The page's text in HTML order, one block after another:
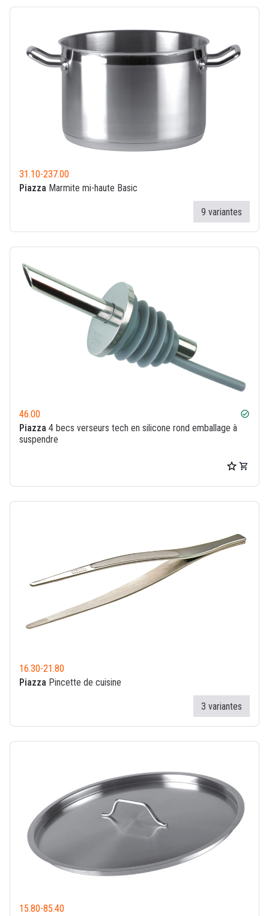
31.10-237.00
Piazza Marmite mi-haute Basic
9 variantes
46.00 check_circle
Piazza 4 becs verseurs tech en silicone rond emballage à
suspendre
16.30-21.80
Piazza Pincette de cuisine
3 variantes
15.80-85.40